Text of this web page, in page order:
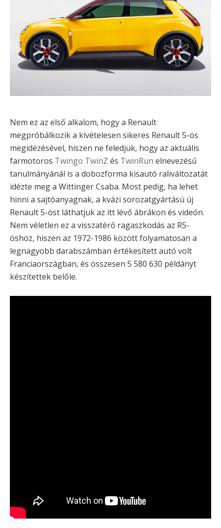
Nem ez az első alkalom, hogy a Renault
megpróbálkozik a kivételesen sikeres Renault 5-ös
megidézésével, hiszen ne feledjük, hogy az aktuális
farmotoros Twingo TwinZ és TwinRun elnevezésű
tanulmányánál is a dobozforma kisautó raliváltozatát
idézte meg a Wittinger Csaba. Most pedig, ha lehet
hinni a sajtóanyagnak, a kvázi sorozatgyártású új
Renault 5-öst láthatjuk az itt lévő ábrákon és videón.
Nem véletlen ez a visszatérő ragaszkodás az R5-
öshöz, hiszen az 1972-1986 között folyamatosan a
legnagyobb darabszámban értékesített autó volt
Franciaországban, és összesen 5 580 630 példányt
készítettek belőle.